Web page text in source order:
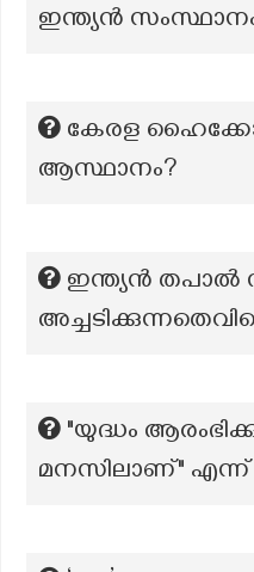
ഇന്ത്യൻ
കേരള
ആസ്ഥാനം?
ഇന്ത്യൻ തപാൽ
"യുദ്ധം
മനസിലാണ്" എന്ന്